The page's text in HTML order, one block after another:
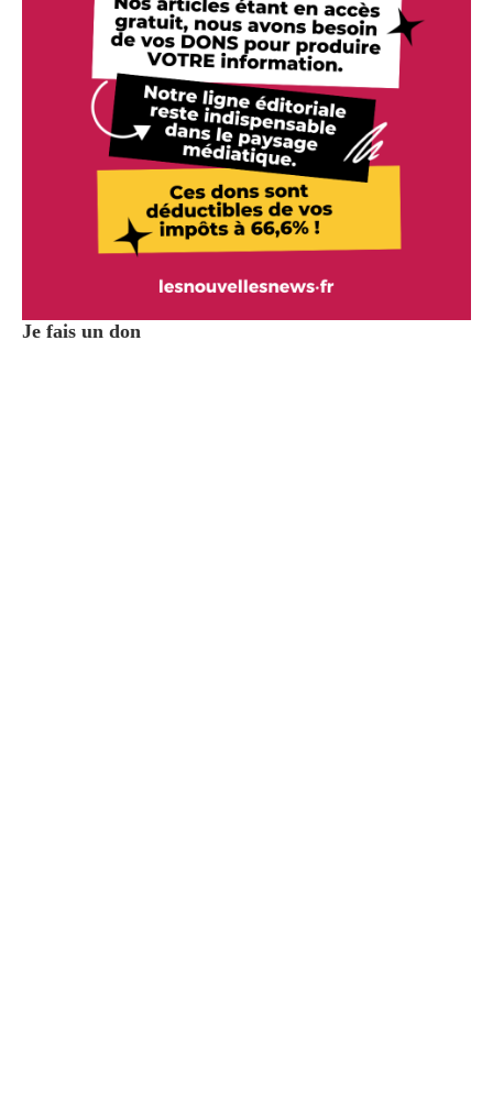
Je fais un don